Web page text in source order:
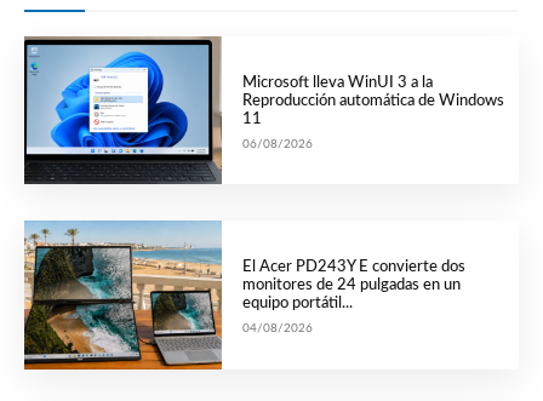
Microsoft lleva WinUI 3 a la
Reproducción automática de Windows
11
06/08/2026
El Acer PD243Y E convierte dos
monitores de 24 pulgadas en un
equipo portátil...
04/08/2026